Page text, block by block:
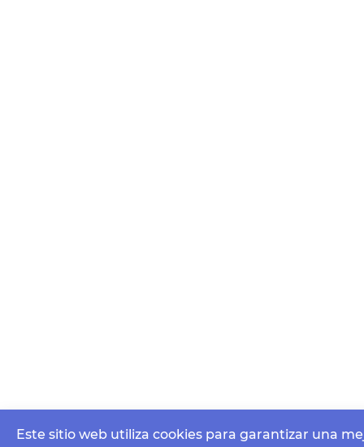
Este sitio web utiliza cookies para garantizar una